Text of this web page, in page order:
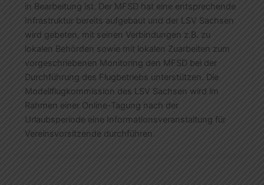
in Bearbeitung ist. Der MFSD hat eine entsprechende
Infrastruktur bereits aufgebaut und der LSV Sachsen
wird gebeten, mit seinen Verbindungen z.B. zu
lokalen Behörden sowie mit lokalen Zuarbeiten zum
vorgeschriebenen Monitoring den MFSD bei der
Durchführung des Flugbetriebs unterstützen. Die
Modellflugkommission des LSV Sachsen wird im
Rahmen einer Online-Tagung nach der
Urlaubsperiode eine Informationsveranstaltung für
Vereinsvorsitzende durchführen.